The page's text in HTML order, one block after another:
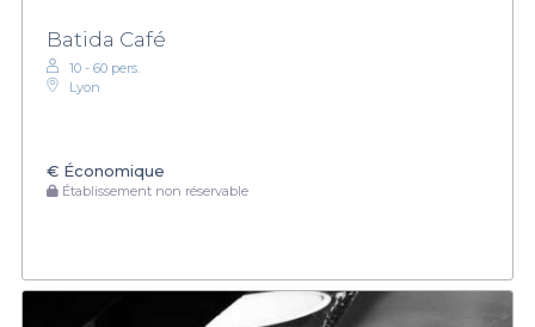
Batida Café
10 - 60 pers.
Lyon
€ Économique
Établissement non réservable